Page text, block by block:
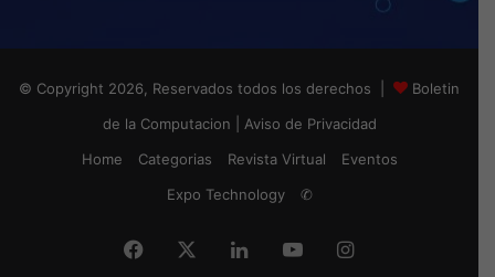
© Copyright 2026, Reservados todos los derechos |
Boletin
de la Computacion
Aviso de Privacidad
Home
Categorias Revista Virtual
Eventos
Expo Technology
✆
Facebook LinkedInYouTubeInstagram